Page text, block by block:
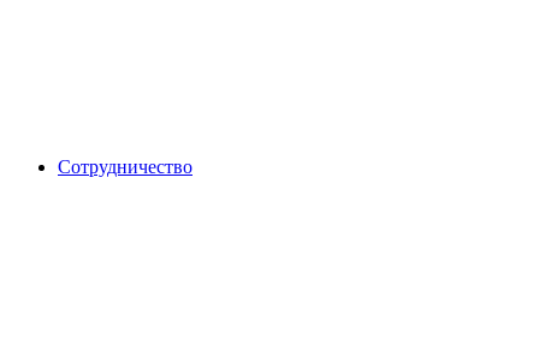
Сотрудничество